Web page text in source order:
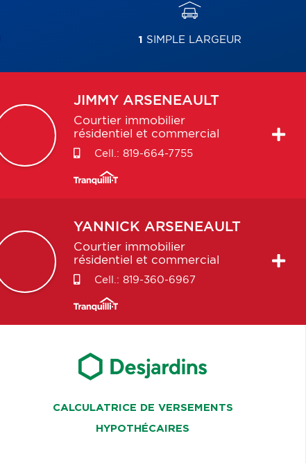
1 SIMPLE LARGEUR
JIMMY ARSENEAULT
Courtier immobilier
résidentiel et commercial
Cell.: 819-664-7755
YANNICK ARSENEAULT
Courtier immobilier
résidentiel et commercial
Cell.: 819-360-6967
CALCULATRICE DE VERSEMENTS
HYPOTHÉCAIRES